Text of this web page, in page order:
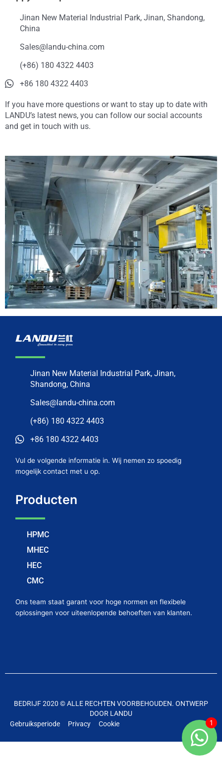
Jinan New Material Industrial Park, Jinan, Shandong,
China
Sales@landu-china.com
(+86) 180 4322 4403
+86 180 4322 4403
If you have more questions or want to stay up to date with
LANDU’s latest news, you can follow our social accounts
and get in touch with us.
Jinan New Material Industrial Park, Jinan,
Shandong, China
Sales@landu-china.com
(+86) 180 4322 4403
+86 180 4322 4403
Vul de volgende informatie in. Wij nemen zo spoedig
mogelijk contact met u op.
Producten
HPMC
MHEC
HEC
CMC
Ons team staat garant voor hoge normen en flexibele
oplossingen voor uiteenlopende behoeften van klanten.
BEDRIJF 2020 © ALLE RECHTEN VOORBEHOUDEN. ONTWERP
DOOR LANDU
Gebruiksperiode
Privacy Cookie